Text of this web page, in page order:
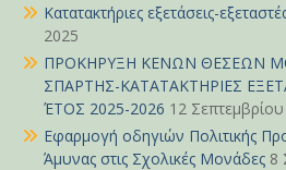
Κατατακτήριες εξετάσεις-
2025
ΠΡΟΚΗΡΥΞΗ ΚΕΝΩΝ ΘΕΣΕΩΝ
ΣΠΑΡΤΗΣ-ΚΑΤΑΤΑΚΤΗΡΙΕΣ
ΈΤΟΣ 2025-2026 12
Εφαρμογή οδηγιών Πολιτικής
Άμυνας στις Σχολικές Μονάδες 8